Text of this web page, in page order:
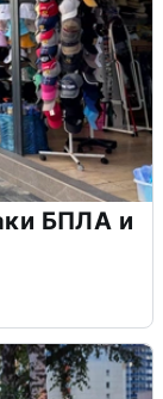
БПЛА и